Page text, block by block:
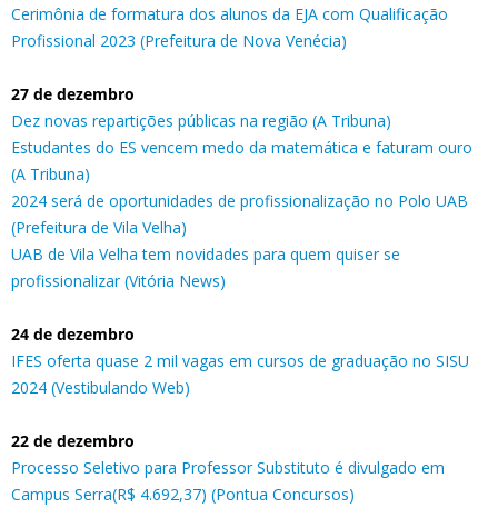
Cerimônia de formatura dos alunos da EJA com Qualificação
Profissional 2023 (Prefeitura de Nova Venécia)
27 de dezembro
Dez novas repartições públicas na região (A Tribuna)
Estudantes do ES vencem medo da matemática e faturam ouro
(A Tribuna)
2024 será de oportunidades de profissionalização no Polo UAB
(Prefeitura de Vila Velha)
UAB de Vila Velha tem novidades para quem quiser se
profissionalizar (Vitória News)
24 de dezembro
IFES oferta quase 2 mil vagas em cursos de graduação no SISU
2024 (Vestibulando Web)
22 de dezembro
Processo Seletivo para Professor Substituto é divulgado em
Campus Serra(R$ 4.692,37) (Pontua Concursos)